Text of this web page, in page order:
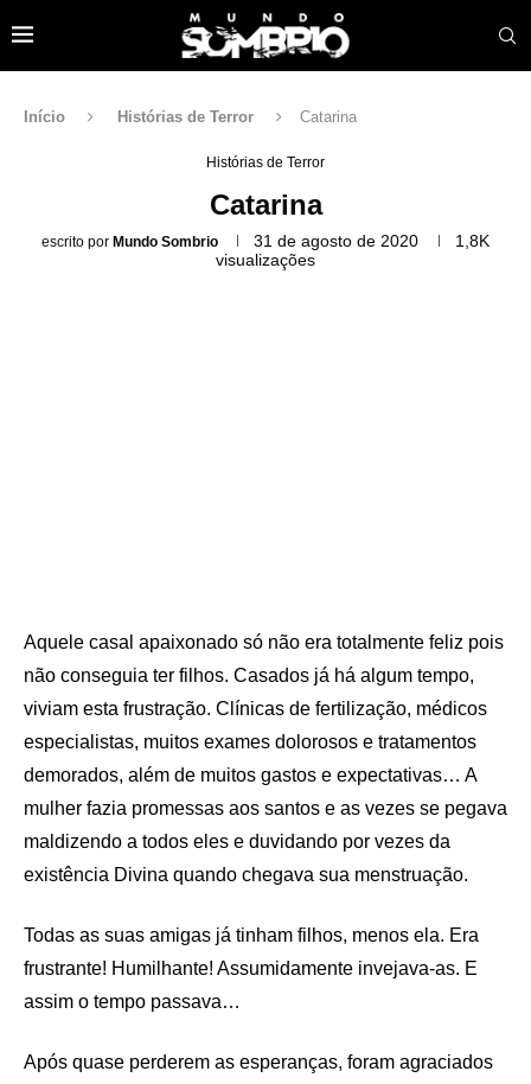
Início Histórias de Terror Catarina
Histórias de Terror
Catarina
escrito por Mundo Sombrio 31 de agosto de 2020
1,8K
visualizações
Aquele casal apaixonado só não era totalmente feliz pois
não conseguia ter filhos. Casados já há algum tempo,
viviam esta frustração. Clínicas de fertilização, médicos
especialistas, muitos exames dolorosos e tratamentos
demorados, além de muitos gastos e expectativas… A
mulher fazia promessas aos santos e as vezes se pegava
maldizendo a todos eles e duvidando por vezes da
existência Divina quando chegava sua menstruação.
Todas as suas amigas já tinham filhos, menos ela. Era
frustrante! Humilhante! Assumidamente invejava-as. E
assim o tempo passava…
Após quase perderem as esperanças, foram agraciados